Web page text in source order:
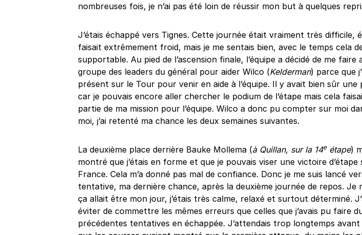
nombreuses fois, je n’ai pas été loin de réussir mon but à quelques
J’étais échappé vers Tignes. Cette journée était vraiment très difficile,
faisait extrêmement froid, mais je me sentais bien, avec le temps cela
supportable. Au pied de l’ascension finale, l’équipe a décidé de me faire
groupe des leaders du général pour aider Wilco (Kelderman) parce que
présent sur le Tour pour venir en aide à l’équipe. Il y avait bien sûr
car je pouvais encore aller chercher le podium de l’étape mais cela
partie de ma mission pour l’équipe. Wilco a donc pu compter sur moi
moi, j’ai retenté ma chance les deux semaines suivantes.
La deuxième place derrière Bauke Mollema (à Quillan, sur la 14eétape)
montré que j’étais en forme et que je pouvais viser une victoire
France. Cela m’a donné pas mal de confiance. Donc je me suis lancé
tentative, ma dernière chance, après la deuxième journée de repos. Je
ça allait être mon jour, j’étais très calme, relaxé et surtout déterminé.
éviter de commettre les mêmes erreurs que celles que j’avais pu faire
précédentes tentatives en échappée. J’attendais trop longtemps